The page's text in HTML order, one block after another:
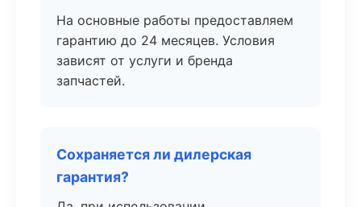
На основные работы предоставляем
гарантию до 24 месяцев. Условия
зависят от услуги и бренда
запчастей.
Сохраняется ли дилерская
гарантия?